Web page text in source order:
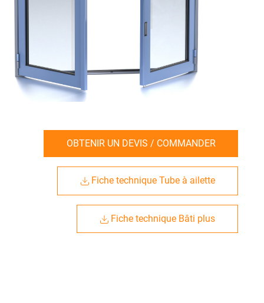
OBTENIR UN DEVIS / COMMANDER
Fiche technique Tube à ailette
Fiche technique Bâti plus